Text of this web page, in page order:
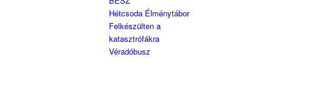
Hétcsoda Élménytábor
Felkészülten a
katasztrófákra
Véradóbusz